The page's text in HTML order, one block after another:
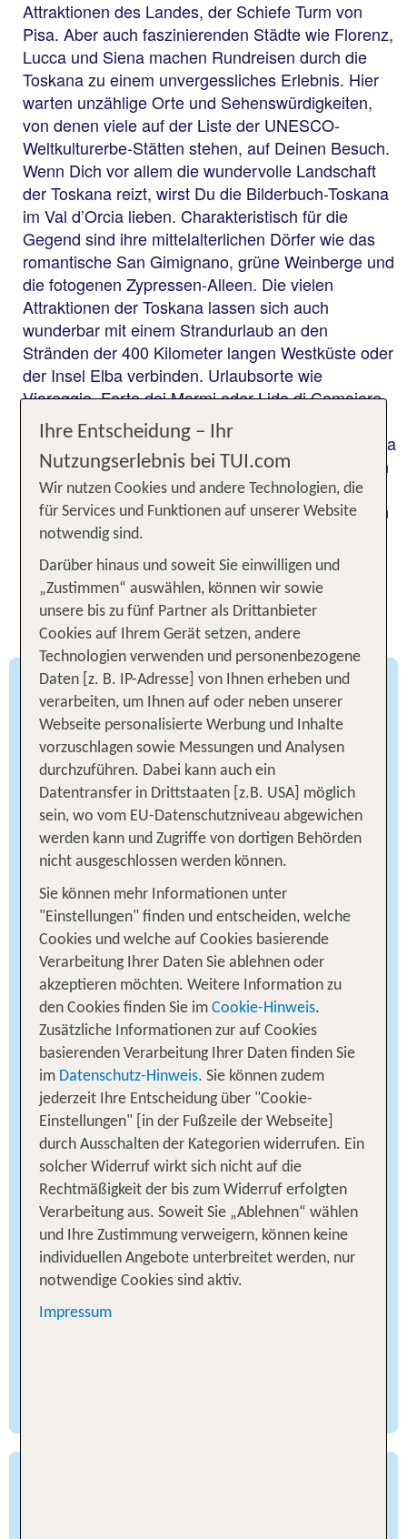
Attraktionen des Landes, der Schiefe Turm von
Pisa. Aber auch faszinierenden Städte wie Florenz,
Lucca und Siena machen Rundreisen durch die
Toskana zu einem unvergessliches Erlebnis. Hier
warten unzählige Orte und Sehenswürdigkeiten,
von denen viele auf der Liste der UNESCO-
Weltkulturerbe-Stätten stehen, auf Deinen Besuch.
Wenn Dich vor allem die wundervolle Landschaft
der Toskana reizt, wirst Du die Bilderbuch-Toskana
im Val d’Orcia lieben. Charakteristisch für die
Gegend sind ihre mittelalterlichen Dörfer wie das
romantische San Gimignano, grüne Weinberge und
die fotogenen Zypressen-Alleen. Die vielen
Attraktionen der Toskana lassen sich auch
wunderbar mit einem Strandurlaub an den
Stränden der 400 Kilometer langen Westküste oder
der Insel Elba verbinden. Urlaubsorte wie
Viareggio, Forte dei Marmi oder Lido di Camaiore
laden zum Baden ein. Abseits der typisch
italienischen Strandbäder findest Du in der Toskana
aber auch viele naturbelassene Strände, an denen
weniger Trubel herrscht. Die größte toskanische
Insel Elba ist mit ihrem glasklaren Wasser und den
tollen Stränden ein wahres Badeparadies.
Die 6 besten Orte für eine
Toskana-Rundreise
Pisa
Im Norden der Toskana und wie Florenz am Ufer
des Arno gelegen, befindet sich die
Universitätsstadt Pisa. Highlight der Stadt ist
natürlich der weltbekannte Schiefe Turm von Pisa
auf der Piazza dei Miracoli. Mit fast fünf Metern
Neigung grenzt es an ein Wunder, dass der Turm
erklimmen, den erwartet eine fantastische
Aussicht über die Stadt. Pisa hat aber noch viel
mehr zu bieten als ihr berühmtes Wahrzeichen.
Bei einem Spaziergang durch die wundervollen
Gassen und Plätze der Altstadt kannst Du viele
beeindruckende Gebäude, Kirchen und Palazzi
bewundern. Lohnenswert ist auch ein Besuch der
vielen Kunst- und Geschichtsmuseen oder des
Botanischen Gartens von Pisa. Aber auch in der
Umgebung von Pisa gibt es viel zu entdecken. Die
hügelige Landschaft bietet vielfältige kulturelle und
gastronomische Highlights. So verläuft hier unter
anderem die „Strada del Vino“, an der Du tolle
Weintouren durch die kleinen Städtchen und
Dörfer unternehmen kannst. Auch die Küste ist
nicht weit von Pisa entfernt. Wenn Du auf Deiner
Rundreise durch die Toskana einen entspannten
Strandtag einlegen möchtest, bieten sich der
Küstenort Marina di Vecchiano mit seinen
Ihre Entscheidung – Ihr
Nutzungserlebnis bei TUI.com
Wir nutzen Cookies und andere Technologien, die
für Services und Funktionen auf unserer Website
notwendig sind.
Darüber hinaus und soweit Sie einwilligen und
„Zustimmen“ auswählen, können wir sowie
unsere bis zu fünf Partner als Drittanbieter
Cookies auf Ihrem Gerät setzen, andere
Technologien verwenden und personenbezogene
Daten [z. B. IP-Adresse] von Ihnen erheben und
verarbeiten, um Ihnen auf oder neben unserer
Webseite personalisierte Werbung und Inhalte
vorzuschlagen sowie Messungen und Analysen
durchzuführen. Dabei kann auch ein
Datentransfer in Drittstaaten [z.B. USA] möglich
sein, wo vom EU-Datenschutzniveau abgewichen
werden kann und Zugriffe von dortigen Behörden
nicht ausgeschlossen werden können.
Sie können mehr Informationen unter
"Einstellungen" finden und entscheiden, welche
Cookies und welche auf Cookies basierende
Verarbeitung Ihrer Daten Sie ablehnen oder
akzeptieren möchten. Weitere Information zu
den Cookies finden Sie im Cookie-Hinweis.
Zusätzliche Informationen zur auf Cookies
basierenden Verarbeitung Ihrer Daten finden Sie
im Datenschutz-Hinweis. Sie können zudem
jederzeit Ihre Entscheidung über "Cookie-
Einstellungen" [in der Fußzeile der Webseite]
durch Ausschalten der Kategorien widerrufen. Ein
solcher Widerruf wirkt sich nicht auf die
Rechtmäßigkeit der bis zum Widerruf erfolgten
Verarbeitung aus. Soweit Sie „Ablehnen“ wählen
und Ihre Zustimmung verweigern, können keine
individuellen Angebote unterbreitet werden, nur
notwendige Cookies sind aktiv.
Impressum